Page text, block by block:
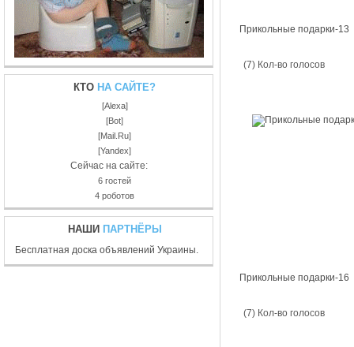
КТО НА САЙТЕ?
[Alexa]
[Bot]
[Mail.Ru]
[Yandex]
Сейчас на сайте:
6 гостей
4 роботов
НАШИ ПАРТНЁРЫ
Бесплатная доска объявлений Украины.
Прикольные подарки-13
(7) Кол-во голосов
Прикольные подарки-16
(7) Кол-во голосов